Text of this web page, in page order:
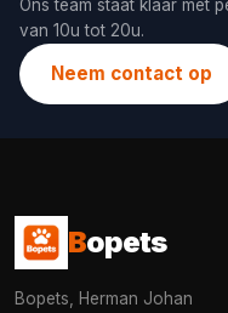
Ons team staat klaar met
van 10u tot 20u.
Neem contact op
Bopets
Bopets, Herman Johan